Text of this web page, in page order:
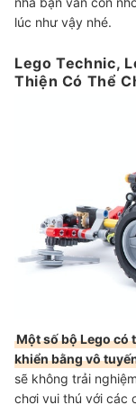
lúc như vậy nhé.
Lego Technic,
Thiện Có Thể
Một số bộ Lego có
khiển bằng vô
sẽ không trải
chơi vui thú với các